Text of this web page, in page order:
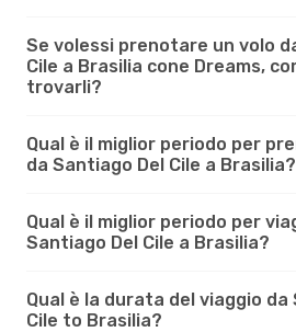
Se volessi prenotare un volo
Cile a Brasilia cone Dreams,
trovarli?
Qual è il miglior periodo per
da Santiago Del Cile a Brasilia?
Qual è il miglior periodo per
Santiago Del Cile a Brasilia?
Qual è la durata del viaggio da
Cile to Brasilia?